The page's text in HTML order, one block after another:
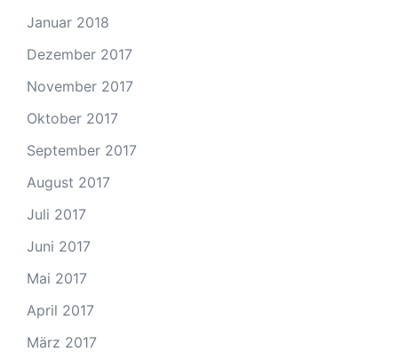
Januar 2018
Dezember 2017
November 2017
Oktober 2017
September 2017
August 2017
Juli 2017
Juni 2017
Mai 2017
April 2017
März 2017